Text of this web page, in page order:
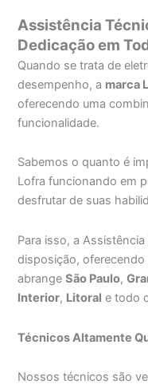
Assistência
Dedicação em
Quando se trata de
desempenho, a marca
oferecendo uma
funcionalidade.
Sabemos o quanto é
Lofra funcionando em
desfrutar de suas
Para isso, a
disposição,
abrangeSão Paulo,
Interior, Litoral e todo
Técnicos Altamente
Nossos técnicos são